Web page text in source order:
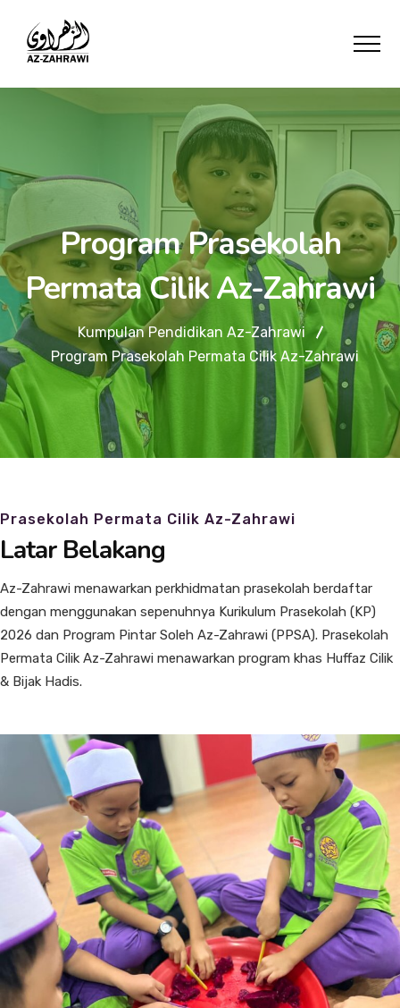
Program Prasekolah
Permata Cilik Az-Zahrawi
Kumpulan Pendidikan Az-Zahrawi
Program Prasekolah Permata Cilik Az-Zahrawi
Prasekolah Permata Cilik Az-Zahrawi
Latar Belakang
Az-Zahrawi menawarkan perkhidmatan prasekolah berdaftar
dengan menggunakan sepenuhnya Kurikulum Prasekolah (KP)
2026 dan Program Pintar Soleh Az-Zahrawi (PPSA). Prasekolah
Permata Cilik Az-Zahrawi menawarkan program khas Huffaz Cilik
& Bijak Hadis.